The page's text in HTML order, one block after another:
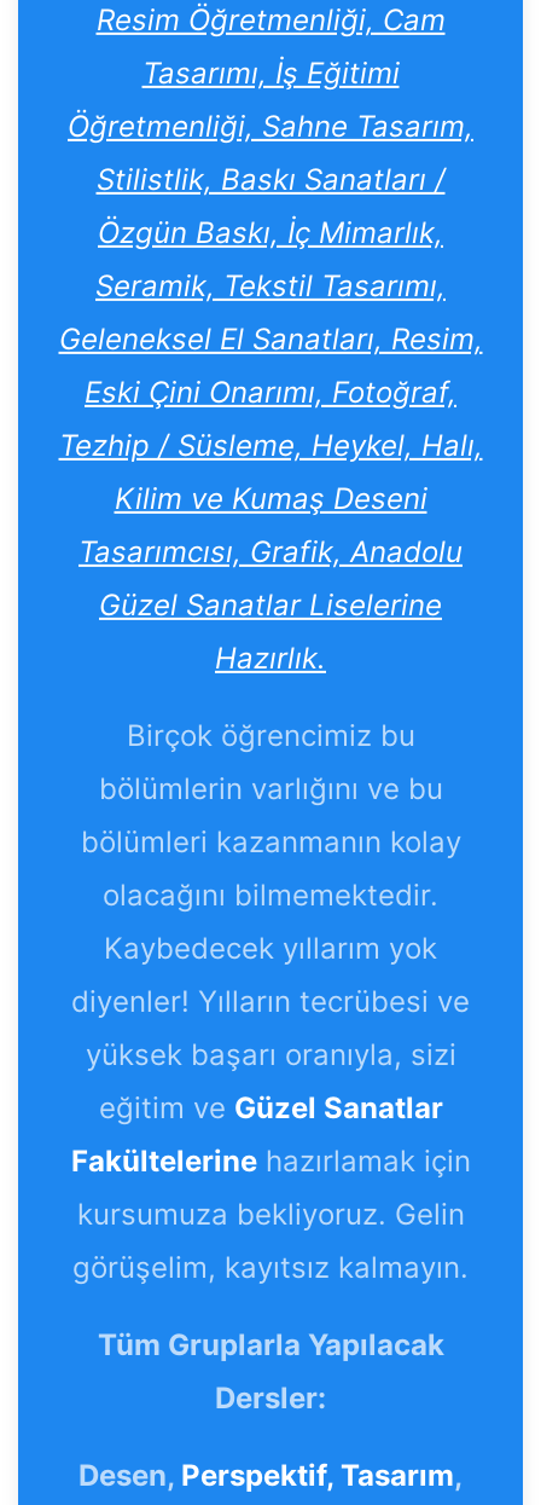
Resim Öğretmenliği, Cam
Tasarımı, İş Eğitimi
Öğretmenliği, Sahne Tasarım,
Stilistlik, Baskı Sanatları /
Özgün Baskı, İç Mimarlık,
Seramik, Tekstil Tasarımı,
Geleneksel El Sanatları, Resim,
Eski Çini Onarımı, Fotoğraf,
Tezhip / Süsleme, Heykel, Halı,
Kilim ve Kumaş Deseni
Tasarımcısı, Grafik, Anadolu
Güzel Sanatlar Liselerine
Hazırlık.
Birçok öğrencimiz bu
bölümlerin varlığını ve bu
bölümleri kazanmanın kolay
olacağını bilmemektedir.
Kaybedecek yıllarım yok
diyenler! Yılların tecrübesi ve
yüksek başarı oranıyla, sizi
eğitim ve Güzel Sanatlar
Fakültelerinehazırlamak için
kursumuza bekliyoruz. Gelin
görüşelim, kayıtsız kalmayın.
Tüm Gruplarla Yapılacak
Dersler:
Desen, Perspektif, Tasarım,